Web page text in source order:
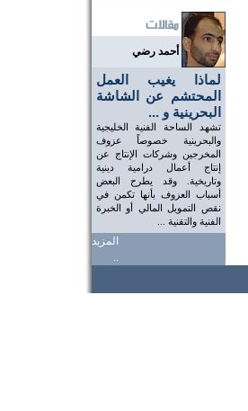
أحمد رضي
لماذا يغيب العمل
المحتشم عن الشاشة
البحرينية و ...
تشهد الساحة الفنية الخليجية
والبحرينية خصوصاً عزوف
المخرجين وشركات الإنتاج عن
إنتاج أعمال درامية دينية
وتاريخية. وقد يطرح البعض
أسباب العزوف بأنها تكمن في
نقص التمويل المالي أو الخبرة
الفنية والتقنية ...
المزيد
..